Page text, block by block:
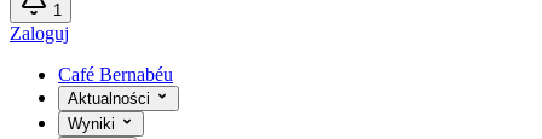
1
Zaloguj
Café Bernabéu
Aktualności
Wyniki